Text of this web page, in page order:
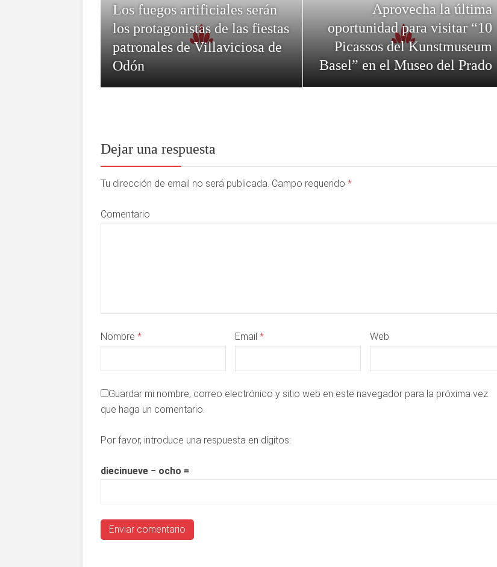
Los fuegos artificiales serán
los protagonistas de las fiestas
patronales de Villaviciosa de
Odón
Aprovecha la última
oportunidad para visitar “10
Picassos del Kunstmuseum
Basel” en el Museo del Prado
Dejar una respuesta
Tu dirección de email no será publicada. Campo requerido *
Comentario
Nombre * Email * Web
Guardar mi nombre, correo electrónico y sitio web en este navegador para la próxima vez
que haga un comentario.
Por favor, introduce una respuesta en dígitos:
diecinueve − ocho =